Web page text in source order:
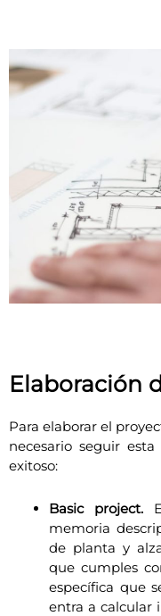
Elaboración
Para elaborar el
necesario seguir
exitoso:
Basic project.
memoria
de planta y
que cumples
específica que
entra a calcular